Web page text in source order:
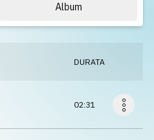
Album
DURATA
02:31